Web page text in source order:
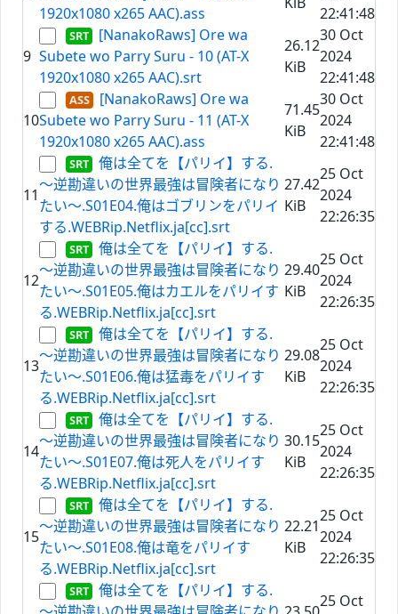
1920x1080 x265 AAC).ass
22:41:48
9
[NanakoRaws] Ore wa
Subete wo Parry Suru - 10 (AT-X
1920x1080 x265 AAC).srt
26.12
KiB
30 Oct
2024
22:41:48
10
[NanakoRaws] Ore wa
Subete wo Parry Suru - 11 (AT-X
1920x1080 x265 AAC).ass
71.45
KiB
30 Oct
2024
22:41:48
11
俺は全てを【パリイ】する.
～逆勘違いの世界最強は冒険者になり
たい～.S01E04.俺はゴブリンをパリイ
する.WEBRip.Netflix.ja[cc].srt
27.42
KiB
25 Oct
2024
22:26:35
12
俺は全てを【パリイ】する.
～逆勘違いの世界最強は冒険者になり
たい～.S01E05.俺はカエルをパリイす
る.WEBRip.Netflix.ja[cc].srt
29.40
KiB
25 Oct
2024
22:26:35
13
俺は全てを【パリイ】する.
～逆勘違いの世界最強は冒険者になり
たい～.S01E06.俺は猛毒をパリイす
る.WEBRip.Netflix.ja[cc].srt
29.08
KiB
25 Oct
2024
22:26:35
14
俺は全てを【パリイ】する.
～逆勘違いの世界最強は冒険者になり
たい～.S01E07.俺は死人をパリイす
る.WEBRip.Netflix.ja[cc].srt
30.15
KiB
25 Oct
2024
22:26:35
15
俺は全てを【パリイ】する.
～逆勘違いの世界最強は冒険者になり
たい～.S01E08.俺は竜をパリイす
る.WEBRip.Netflix.ja[cc].srt
22.21
KiB
25 Oct
2024
22:26:35
俺は全てを【パリイ】する.
25 Oct